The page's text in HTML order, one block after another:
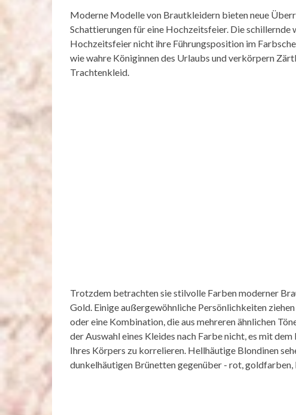
Moderne Modelle von Brautkleidern bieten neue
Schattierungen für eine Hochzeitsfeier. Die
Hochzeitsfeier nicht ihre Führungsposition im
wie wahre Königinnen des Urlaubs und verkörpern
Trachtenkleid.
Trotzdem betrachten sie stilvolle Farben moderner
Gold. Einige außergewöhnliche Persönlichkeiten
oder eine Kombination, die aus mehreren ähnlichen
der Auswahl eines Kleides nach Farbe nicht, es mit
Ihres Körpers zu korrelieren. Hellhäutige Blondinen
dunkelhäutigen Brünetten gegenüber - rot, goldfarben,